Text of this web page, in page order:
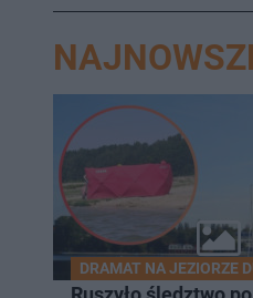
DRAMAT NA JEZIORZE